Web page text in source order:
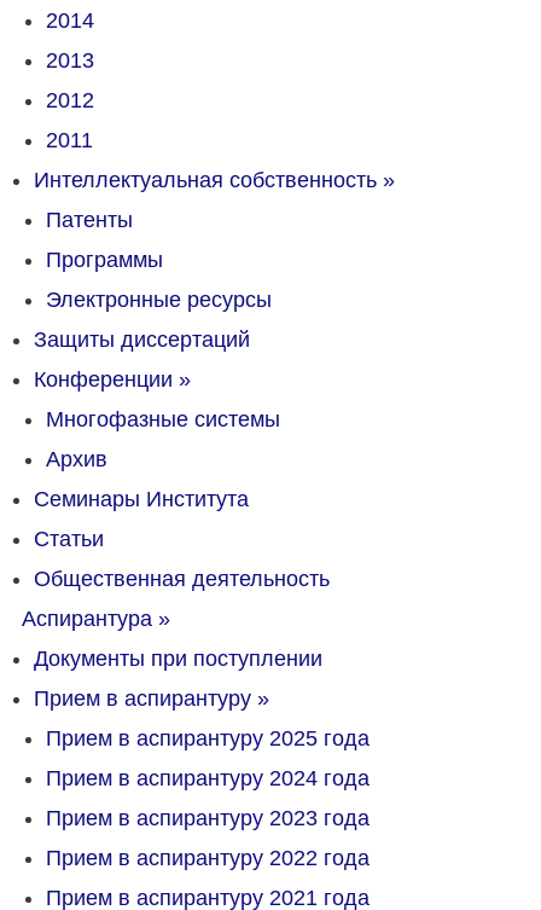
2014
2013
2012
2011
Интеллектуальная собственность »
Патенты
Программы
Электронные ресурсы
Защиты диссертаций
Конференции »
Многофазные системы
Архив
Семинары Института
Статьи
Общественная деятельность
Аспирантура »
Документы при поступлении
Прием в аспирантуру »
Прием в аспирантуру 2025 года
Прием в аспирантуру 2024 года
Прием в аспирантуру 2023 года
Прием в аспирантуру 2022 года
Прием в аспирантуру 2021 года